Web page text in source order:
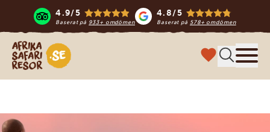
4.9/5
Baserat på 933+ omdömen
4.8/5
Baserat på 578+ omdömen
Safari-resor i Afrika